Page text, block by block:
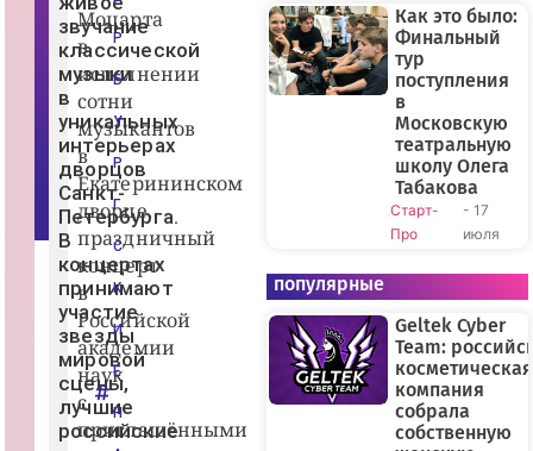
звучание
классической
музыки
в
уникальных
интерьерах
дворцов
Санкт-
Петербурга.
В
концертах
принимают
участие
звезды
мировой
сцены,
лучшие
российские
Моцарта
в
исполнении
сотни
музыкантов
в
Екатерининском
дворце,
праздничный
концерт
в
Российской
академии
наук
с
приглашёнными
Р
Б
У
Р
Г
С
К
И
Е
Н
Как это было:
Финальный
тур
поступления
в
Московскую
театральную
школу Олега
Табакова
Старт-
Про
- 17
июля
популярные
Geltek Cyber
Team:
косметическая
компания
собрала
собственную